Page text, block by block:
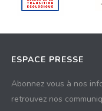
ESPACE PRESSE
Abonnez vous à nos
retrouvez nos